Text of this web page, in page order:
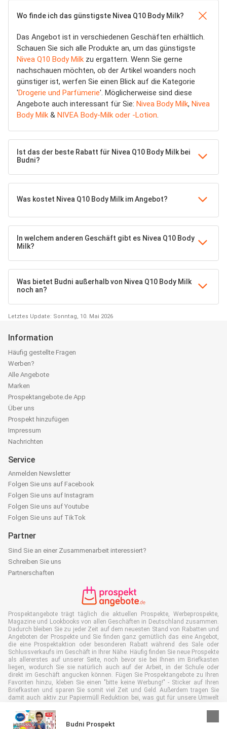
Wo finde ich das günstigste Nivea Q10 Body Milk?
Das Angebot ist in verschiedenen Geschäften erhältlich.
Schauen Sie sich alle Produkte an, um das günstigste
Nivea Q10 Body Milk zu ergattern. Wenn Sie gerne
nachschauen möchten, ob der Artikel woanders noch
günstiger ist, werfen Sie einen Blick auf die Kategorie
'Drogerie und Parfümerie'. Möglicherweise sind diese
Angebote auch interessant für Sie: Nivea Body Milk, Nivea
Body Milk & NIVEA Body-Milk oder -Lotion.
Ist das der beste Rabatt für Nivea Q10 Body Milk bei
Budni?
Was kostet Nivea Q10 Body Milk im Angebot?
In welchem anderen Geschäft gibt es Nivea Q10 Body
Milk?
Was bietet Budni außerhalb von Nivea Q10 Body Milk
noch an?
Letztes Update: Sonntag, 10. Mai 2026
Budni Prospekt
Information
Häufig gestellte Fragen
Werben?
Alle Angebote
Marken
Prospektangebote.de App
Über uns
Prospekt hinzufügen
Impressum
Nachrichten
Service
Anmelden Newsletter
Folgen Sie uns auf Facebook
Folgen Sie uns auf Instagram
Folgen Sie uns auf Youtube
Folgen Sie uns auf TikTok
Partner
Sind Sie an einer Zusammenarbeit interessiert?
Schreiben Sie uns
Partnerschaften
Prospektangebote trägt täglich die aktuellen Prospekte, Werbeprospekte,
Magazine und Lookbooks von allen Geschäften in Deutschland zusammen.
Dadurch bleiben Sie zu jeder Zeit auf dem neuesten Stand von Rabatten und
Angeboten der Prospekte und Sie finden ganz gemütlich das eine Angebot,
die eine Prospektaktion oder besonderen Rabatt während des Sale oder
Schlussverkaufs im Geschäft in Ihrer Nähe. Häufig finden Sie neue Prospekte
als allererstes auf unserer Seite, noch bevor sie bei Ihnen im Briefkasten
liegen, wodurch Sie sie natürlich auch auf der Arbeit, in der Schule oder
direkt im Geschäft angucken können. Fügen Sie Prospektangebote zu Ihren
Favoriten hinzu, kleben Sie einen "bitte keine Werbung!" - Sticker auf Ihren
Briefkasten und sparen Sie somit viel Zeit und Geld. Außerdem tragen Sie
damit auch aktiv zur Papiermüll Reduktion bei, was gut für unsere Umwelt